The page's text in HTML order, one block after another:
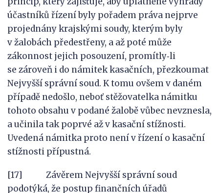
účastníků řízení byly pořadem práva nejprve
projednány krajskými soudy, kterým byly
v žalobách předestřeny, a až poté může
zákonnost jejich posouzení, promítly‑li
se zároveň i do námitek kasačních, přezkoumat
Nejvyšší správní soud. K tomu ovšem v daném
případě nedošlo, neboť stěžovatelka námitku
tohoto obsahu v podané žalobě vůbec nevznesla,
a učinila tak poprvé až v kasační stížnosti.
Uvedená námitka proto není v řízení o kasační
stížnosti přípustná.
[17] Závěrem Nejvyšší správní soud
podotýká, že postup finančních úřadů